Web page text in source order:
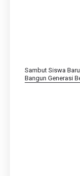
Sambut Siswa
Bangun Generasi